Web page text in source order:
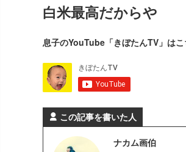
白米最高だからや
息子のYouTube「きぼたんTV」は
この記事を書いた人
ナカム画伯